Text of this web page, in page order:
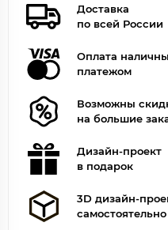
Доставка
по всей России
Оплата
платежом
Возможны
на большие
Дизайн-проект
в подарок
3D дизайн-